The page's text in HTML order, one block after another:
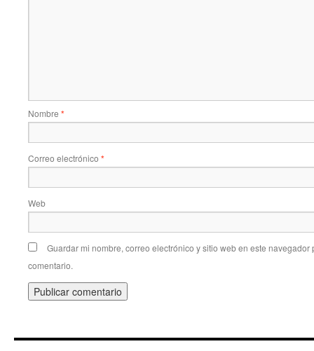
Nombre *
Correo electrónico *
Web
Guardar mi nombre, correo electrónico y sitio web en este
comentario.